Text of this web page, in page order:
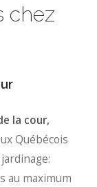
chez
la cour,
Québécois
au maximum